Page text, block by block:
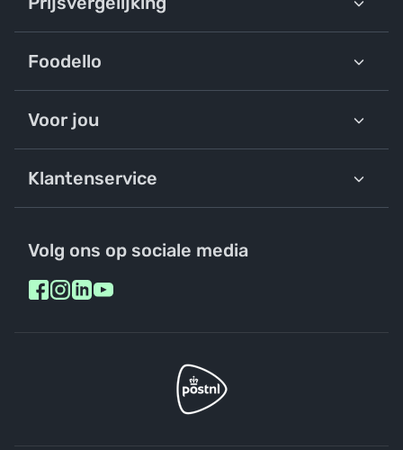
Foodello
Voor jou
Klantenservice
Volg ons op sociale media